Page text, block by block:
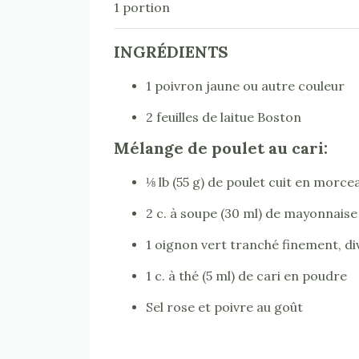
1 portion
INGRÉDIENTS
1 poivron jaune ou autre couleur
2 feuilles de laitue Boston
Mélange de poulet au cari:
⅛ lb (55 g) de poulet cuit en
2 c. à soupe (30 ml) de mayonnaise
1 oignon vert tranché finement,
1 c. à thé (5 ml) de cari en poudre
Sel rose et poivre au goût